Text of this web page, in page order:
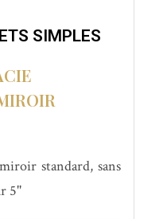
SIMPLES
standard, sans
5''